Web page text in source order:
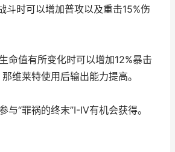
斗时可以增加普攻以及重击15%伤
命值有所变化时可以增加12%暴击
维莱特使用后输出能力提高。
与“罪祸的终末”I-IV有机会获得。